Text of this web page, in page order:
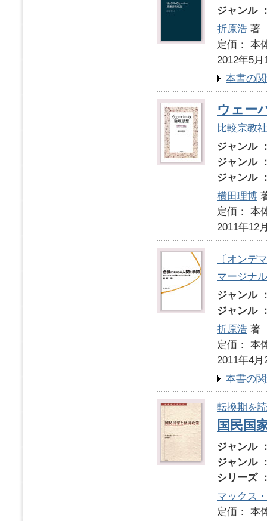
ジャンル
折原浩 著
定価：
2012年5月
本書の
ウェー
比較宗教
ジャンル
ジャンル
ジャンル
横田理博
定価：
2011年12
〔オンデ
マージナ
ジャンル
ジャンル
折原浩 著
定価：
2011年4月
本書の
転換期を
国民国
ジャンル
ジャンル
シリーズ
マックス
定価：